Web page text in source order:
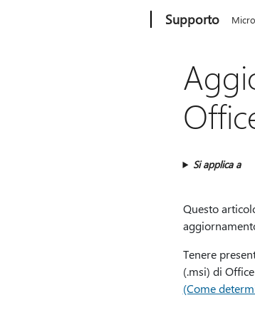
Supporto
Si applica a
Questo
Tenere
(.msi) di
(Come